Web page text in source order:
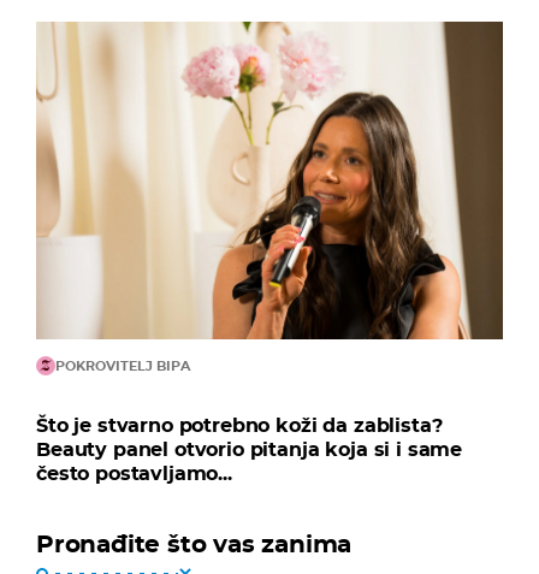
POKROVITELJ BIPA
Što je stvarno potrebno koži da zablista?
Beauty panel otvorio pitanja koja si i same
često postavljamo...
Pronađite što vas zanima